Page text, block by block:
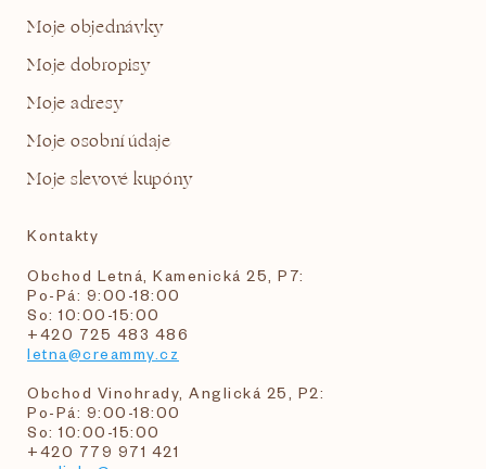
Moje objednávky
Moje dobropisy
Moje adresy
Moje osobní údaje
Moje slevové kupóny
Kontakty
Obchod Letná, Kamenická 25, P7:
Po-Pá: 9:00-18:00
So: 10:00-15:00
+420 725 483 486
letna@creammy.cz
Obchod Vinohrady, Anglická 25, P2:
Po-Pá: 9:00-18:00
So: 10:00-15:00
+420 779 971 421